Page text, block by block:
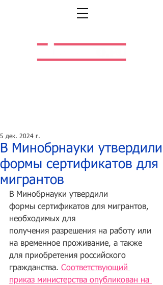
В Минобрнауки утвердили
формы сертификатов для
мигрантов
5 дек. 2024 г.
В Минобрнауки утвердили
формы сертификатов для мигрантов,
необходимых для
получения разрешения на работу или
на временное проживание, а также
для приобретения российского
гражданства. Соответствующий
приказ министерства опубликован на